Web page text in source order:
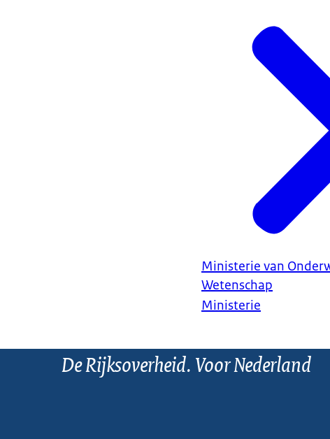
Ministerie van
Wetenschap
Ministerie
De Rijksoverheid. Voor Nederland